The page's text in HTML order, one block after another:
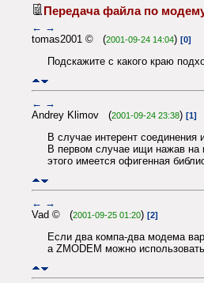
Передача файла по
← →
tomas2001 © (2001-09-24 14:04) [0]
Подскажите с какого краю
← →
Andrey Klimov (2001-09-24 23:38) [1]
В случае интерент
В первом случае ищи нажав на
этого имеется офигенная
← →
Vad © (2001-09-25 01:20) [2]
Если два компа-два модема
а ZMODEM можно